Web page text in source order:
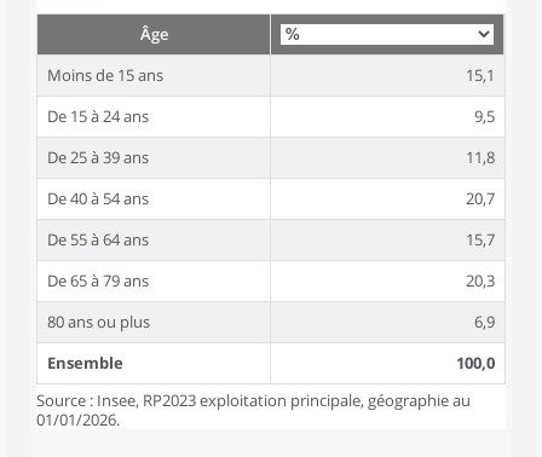
Âge
Moins de 15 ans
15,1
De 15 à 24 ans
9,5
De 25 à 39 ans
11,8
De 40 à 54 ans
20,7
De 55 à 64 ans
15,7
De 65 à 79 ans
20,3
80 ans ou plus
6,9
Ensemble
100,0
Source : Insee, RP2023 exploitation principale, géographie au
01/01/2026.